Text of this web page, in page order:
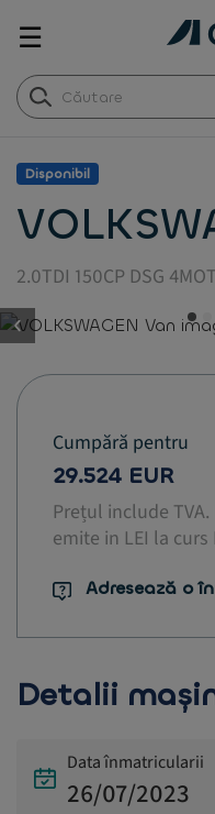
☰
Disponibil
2.0TDI 150CP DSG
button.previous
Cumpără pentru
29.524 EUR
Prețul include
emite in LEI la curs
Adresează o
Detalii
Data înmatricularii
26/07/2023